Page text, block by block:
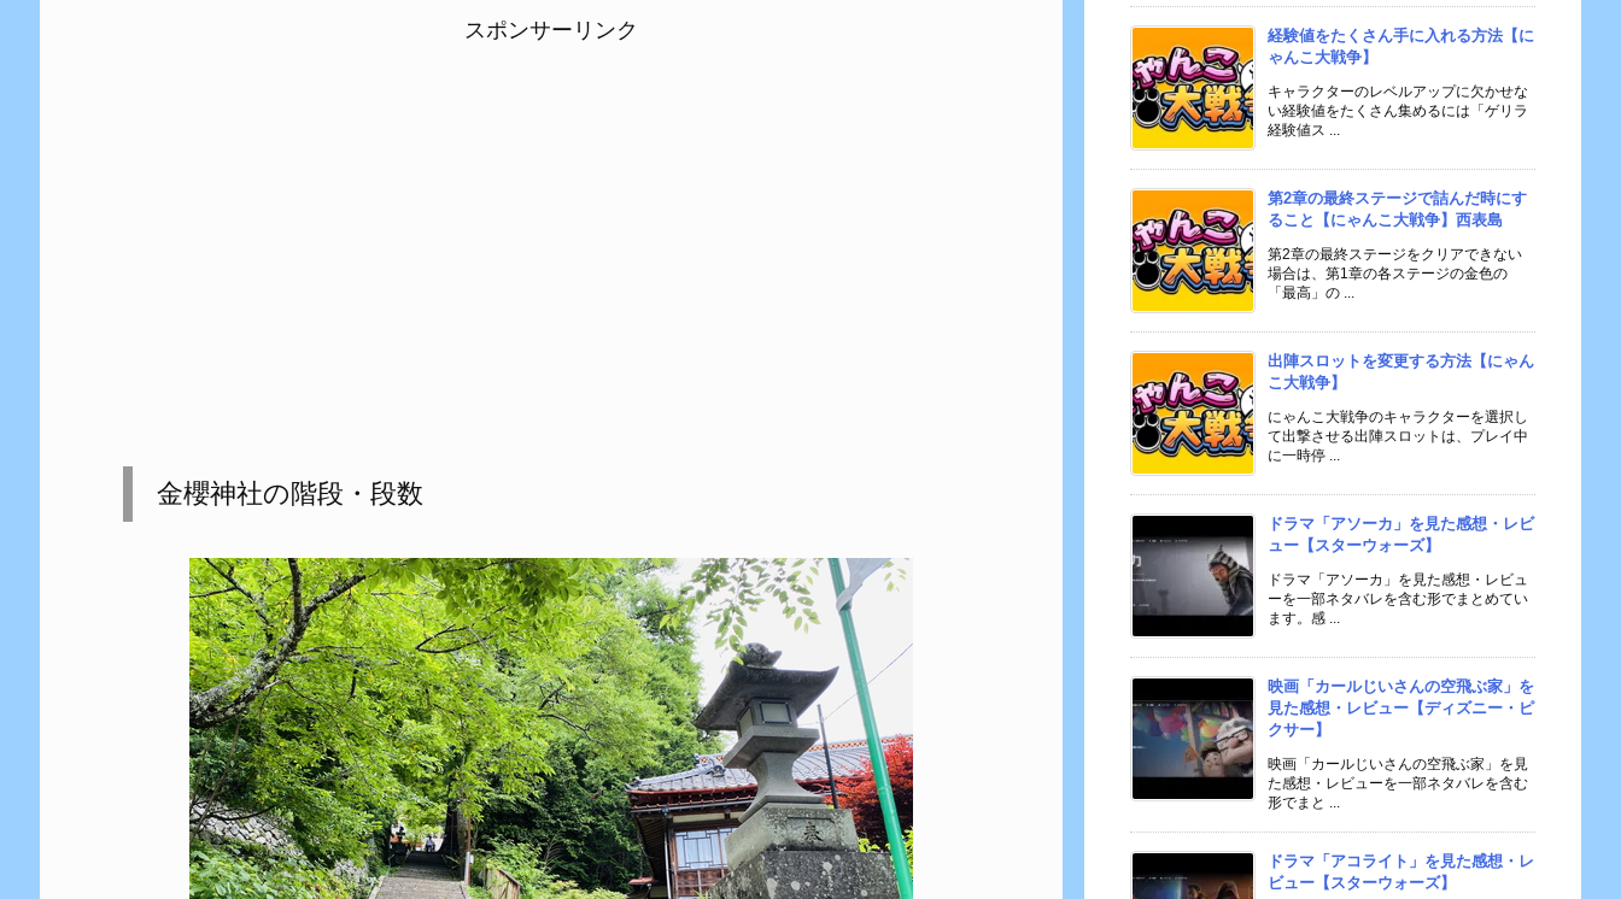
スポンサーリンク
金櫻神社の階段・段数
経験値をたくさん手に入れる方法【に
ゃんこ大戦争】
キャラクターのレベルアップに欠かせな
い経験値をたくさん集めるには「ゲリラ
経験値ス ...
第2章の最終ステージで詰んだ時にす
ること【にゃんこ大戦争】西表島
第2章の最終ステージをクリアできない
場合は、第1章の各ステージの金色の
「最高」の ...
出陣スロットを変更する方法【にゃん
こ大戦争】
にゃんこ大戦争のキャラクターを選択し
て出撃させる出陣スロットは、プレイ中
に一時停 ...
ドラマ「アソーカ」を見た感想・レビ
ュー【スターウォーズ】
ドラマ「アソーカ」を見た感想・レビュ
ーを一部ネタバレを含む形でまとめてい
ます。感 ...
映画「カールじいさんの空飛ぶ家」を
見た感想・レビュー【ディズニー・ピ
クサー】
映画「カールじいさんの空飛ぶ家」を見
た感想・レビューを一部ネタバレを含む
形でまと ...
ドラマ「アコライト」を見た感想・レ
ビュー【スターウォーズ】